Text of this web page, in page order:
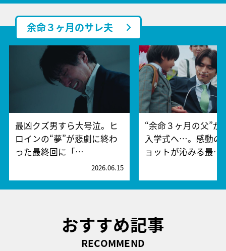
余命３ヶ月のサレ夫
最凶クズ男すら大号泣。ヒ
ロインの“夢”が悲劇に終わ
った最終回に「…
2026.06.15
“余命３ヶ月の父”が
入学式へ…。感動の
ョットが沁みる最…
おすすめ記事
RECOMMEND